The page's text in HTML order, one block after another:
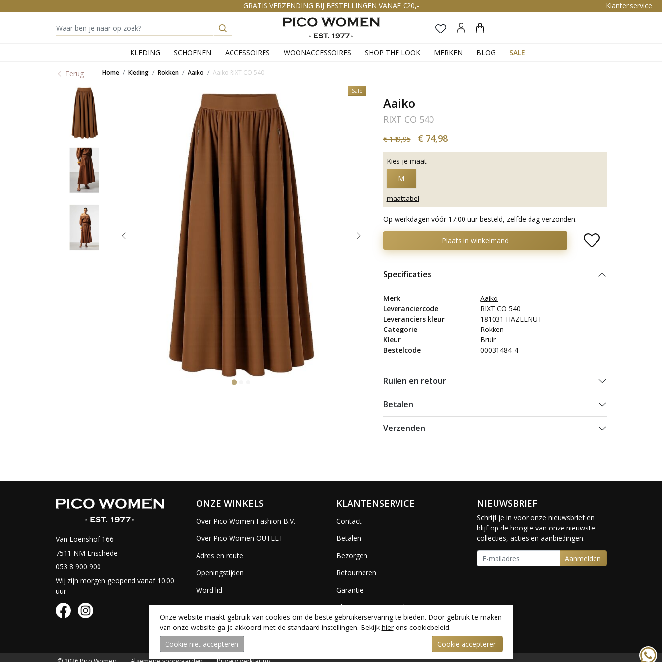
GRATIS VERZENDING BIJ BESTELLINGEN VANAF €20,- Klantenservice
KLEDING SCHOENEN ACCESSOIRES WOONACCESSOIRES SHOP THE LOOK MERKEN BLOG SALE
Zoeken
Terug Home Kleding Rokken Aaiko Aaiko RIXT CO 540
Sale
Aaiko
RIXT CO 540
€ 149,95 € 74,98
Kies je maat
M
maattabel
Op werkdagen vóór 17:00 uur besteld, zelfde dag verzonden.
Plaats in winkelmand
Specificaties
Merk
Aaiko
Leveranciercode
RIXT CO 540
Leveranciers kleur
181031 HAZELNUT
Categorie
Rokken
Kleur
Bruin
Bestelcode
00031484-4
Ruilen en retour
Betalen
Verzenden
Van Loenshof 166
7511 NM Enschede
053 8 900 900
Wij zijn morgen geopend vanaf 10.00
uur
ONZE WINKELS
Over Pico Women Fashion B.V.
Over Pico Women OUTLET
Adres en route
Openingstijden
Word lid
Vacatures
KLANTENSERVICE
Contact
Betalen
Bezorgen
Retourneren
Garantie
Algemene voorwaarden
NIEUWSBRIEF
Schrijf je in voor onze nieuwsbrief en
blijf op de hoogte van onze nieuwste
collecties, acties en aanbiedingen.
Aanmelden
Onze website maakt gebruik van cookies om de beste gebruikerservaring te bieden. Door gebruik te maken
van onze website ga je akkoord met de standaard instellingen. Bekijk hierons cookiebeleid.